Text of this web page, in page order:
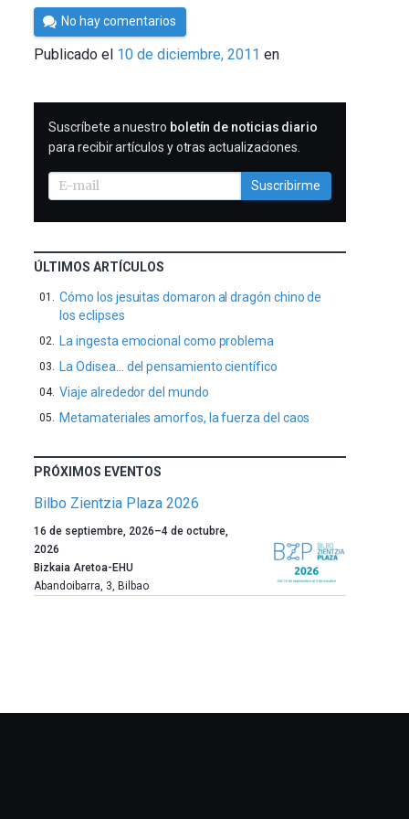
Por
Cultura
Cientifica
No hay comentarios
Publicado el 10 de diciembre, 2011 en
SUSCRIBIRME
Suscríbete a nuestro boletín de noticias diario
para recibir artículos y otras actualizaciones.
Suscribirme
ÚLTIMOS ARTÍCULOS
Cómo los jesuitas domaron al dragón chino de
los eclipses
La ingesta emocional como problema
La Odisea… del pensamiento científico
Viaje alrededor del mundo
Metamateriales amorfos, la fuerza del caos
PRÓXIMOS EVENTOS
Bilbo Zientzia Plaza 2026
Un
año
más,
Bilbao
la
16 de septiembre, 2026–4 de octubre,
2026
Bizkaia Aretoa-EHU
Abandoibarra, 3, Bilbao